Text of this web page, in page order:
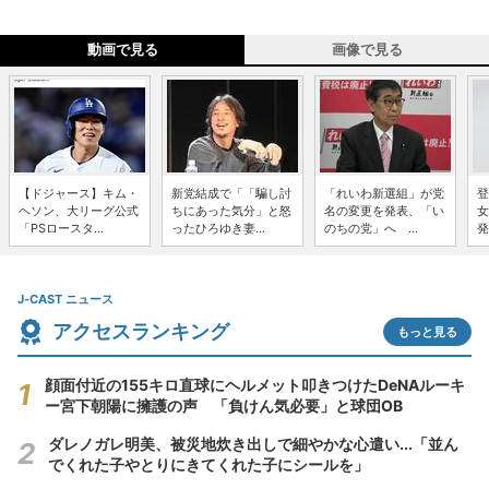
動画で見る 画像で見る
【ドジャース】キム・
ヘソン、大リーグ公式
「PSロースタ...
新党結成で「「騙し討
ちにあった気分」と怒
ったひろゆき妻...
「れいわ新選組」が党
名の変更を発表、「い
のちの党」へ ...
J-CAST ニュース
アクセスランキング もっと見る
顔面付近の155キロ直球にヘルメット叩きつけたDeNAルーキ
ー宮下朝陽に擁護の声 「負けん気必要」と球団OB
ダレノガレ明美、被災地炊き出しで細やかな心遣い...「並ん
でくれた子やとりにきてくれた子にシールを」